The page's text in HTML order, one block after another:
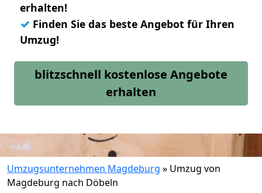
erhalten!
✓ Finden Sie das beste Angebot für Ihren
Umzug!
blitzschnell kostenlose Angebote
erhalten
Umzugsunternehmen Magdeburg » Umzug von
Magdeburg nach Döbeln